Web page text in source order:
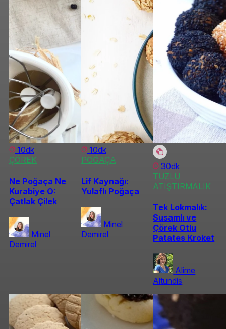
10dk
ÇÖREK
Ne Poğaça Ne
Kurabiye O:
Çatlak Çilek
Minel
Demirel
10dk
POĞAÇA
Lif Kaynağı:
Yulaflı Poğaça
Minel
Demirel
30dk
TUZLU
ATIŞTIRMALIK
Tek Lokmalık:
Susamlı ve
Çörek Otlu
Patates Kroket
Alime
Altundis